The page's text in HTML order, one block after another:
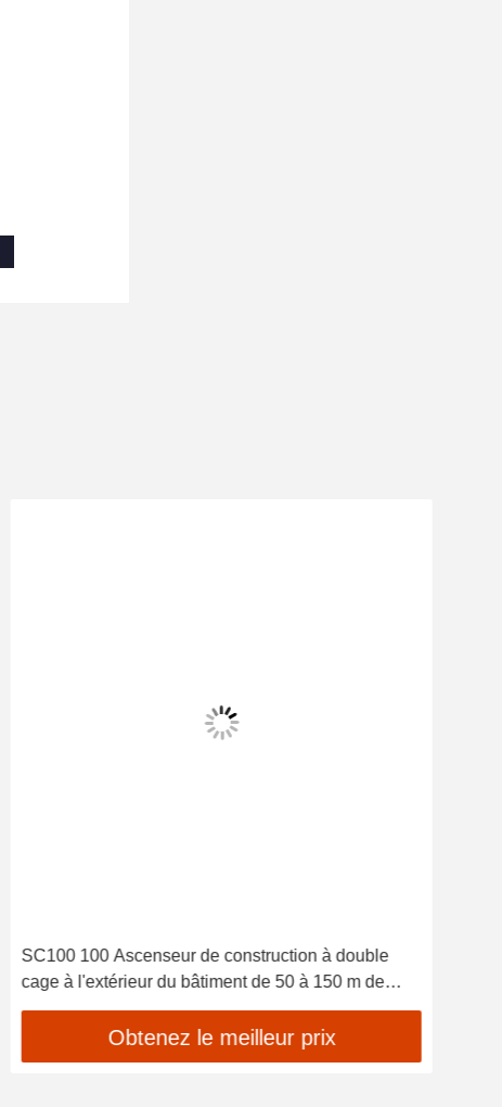
SC100 100 Ascenseur de construction à double
cage à l'extérieur du bâtiment de 50 à 150 m de
hauteur
Obtenez le meilleur prix